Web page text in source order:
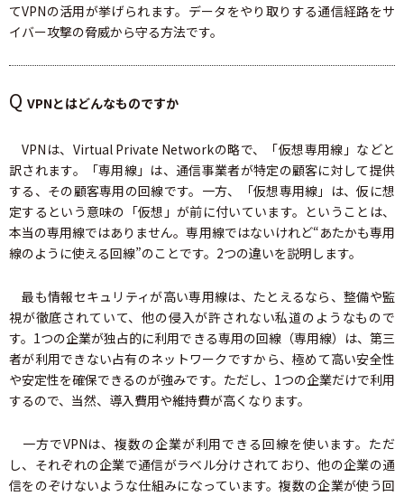
てVPNの活用が挙げられます。データをやり取りする通信経路をサ
イバー攻撃の脅威から守る方法です。
Q VPNとはどんなものですか
VPNは、Virtual Private Networkの略で、「仮想専用線」などと
訳されます。「専用線」は、通信事業者が特定の顧客に対して提供
する、その顧客専用の回線です。一方、「仮想専用線」は、仮に想
定するという意味の「仮想」が前に付いています。ということは、
本当の専用線ではありません。専用線ではないけれど“あたかも専用
線のように使える回線”のことです。2つの違いを説明します。
最も情報セキュリティが高い専用線は、たとえるなら、整備や監
視が徹底されていて、他の侵入が許されない私道のようなもので
す。1つの企業が独占的に利用できる専用の回線（専用線）は、第三
者が利用できない占有のネットワークですから、極めて高い安全性
や安定性を確保できるのが強みです。ただし、1つの企業だけで利用
するので、当然、導入費用や維持費が高くなります。
一方でVPNは、複数の企業が利用できる回線を使います。ただ
し、それぞれの企業で通信がラベル分けされており、他の企業の通
信をのぞけないような仕組みになっています。複数の企業が使う回